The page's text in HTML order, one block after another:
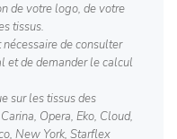
de votre logo, de votre
tissus.
de consulter
et de demander le calcul
sur les tissus des
Opera, Eko, Cloud,
New York, Starflex